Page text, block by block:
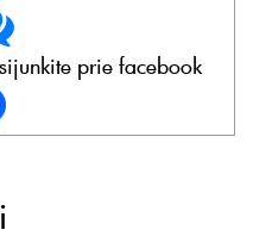
prie facebook